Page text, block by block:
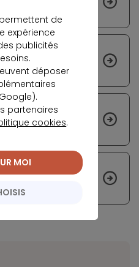
de
de
un service de
mutualisés
de
expérience
publicités
déposer
partenaires
cookies.
MOI